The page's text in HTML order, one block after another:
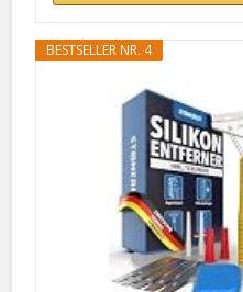
BESTSELLER NR. 4